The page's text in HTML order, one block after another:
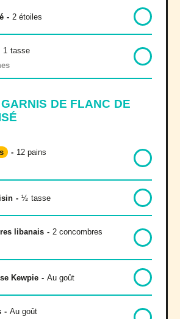
- 2 étoiles
1 tasse
DE FLANC DE
- 12 pains
- ½ tasse
libanais - 2 concombres
Kewpie - Au goût
- Au goût